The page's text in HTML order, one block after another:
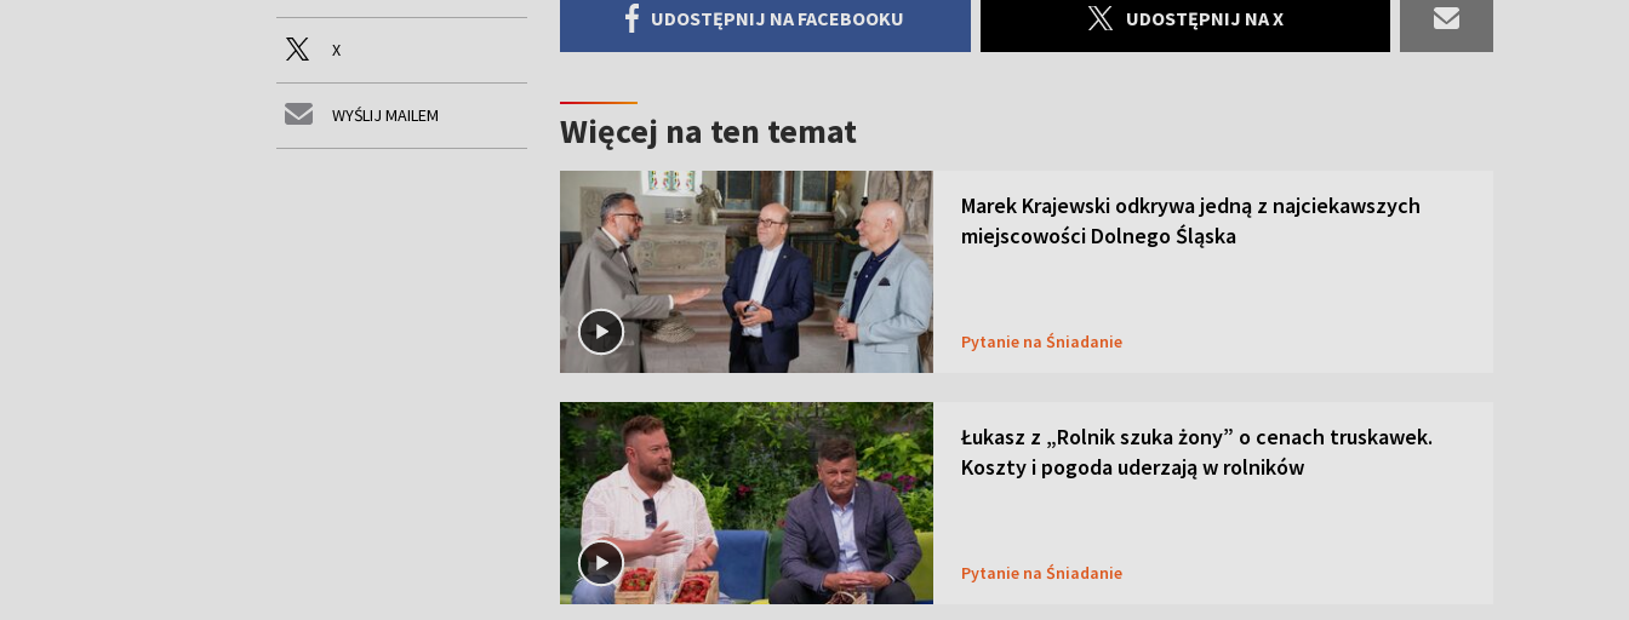
X
WYŚLIJ MAILEM
UDOSTĘPNIJ NA FACEBOOKU UDOSTĘPNIJ NA X
Więcej na ten temat
Marek Krajewski odkrywa jedną z najciekawszych
miejscowości Dolnego Śląska
Pytanie na Śniadanie
Łukasz z „Rolnik szuka żony” o cenach truskawek.
Koszty i pogoda uderzają w rolników
Pytanie na Śniadanie